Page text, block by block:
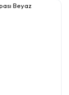
Beyaz